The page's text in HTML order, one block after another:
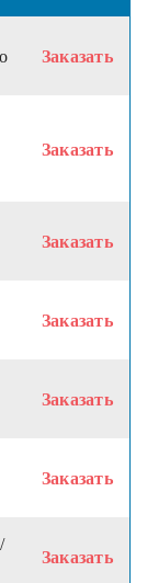
Заказать
Заказать
Заказать
Заказать
Заказать
Заказать
Заказать